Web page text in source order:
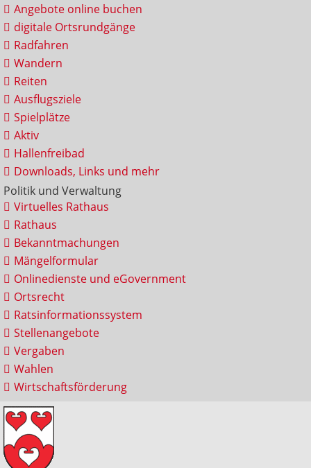
Angebote online buchen
digitale Ortsrundgänge
Radfahren
Wandern
Reiten
Ausflugsziele
Spielplätze
Aktiv
Hallenfreibad
Downloads, Links und mehr
Politik und Verwaltung
Virtuelles Rathaus
Rathaus
Bekanntmachungen
Mängelformular
Onlinedienste und eGovernment
Ortsrecht
Ratsinformationssystem
Stellenangebote
Vergaben
Wahlen
Wirtschaftsförderung